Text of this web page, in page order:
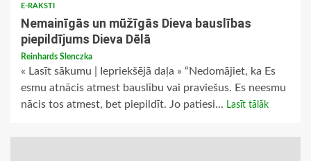
E-RAKSTI
Nemainīgās un mūžīgās Dieva bauslības
piepildījums Dieva Dēlā
Reinhards Slenczka
« Lasīt sākumu | Iepriekšējā daļa » “Nedomājiet, ka Es
esmu atnācis atmest bauslību vai praviešus. Es neesmu
nācis tos atmest, bet piepildīt. Jo patiesi... Lasīt tālāk